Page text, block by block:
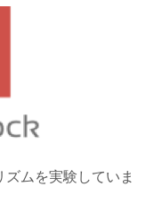
ムを実験していま